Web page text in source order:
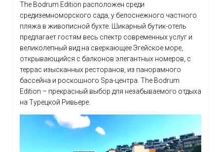
The Bodrum Edition расположен среди
средиземноморского сада, у белоснежного частного
пляжа в живописной бухте. Шикарный бутик-отель
предлагает гостям весь спектр современных услуг и
великолепный вид на сверкающее Эгейское море,
открывающийся с балконов элегантных номеров, с
террас изысканных ресторанов, из панорамного
бассейна и роскошного Spa-центра. The Bodrum
Edition – прекрасный выбор для незабываемого отдыха
на Турецкой Ривьере.